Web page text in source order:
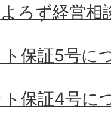
よろず経営相
保証5号に
保証4号に